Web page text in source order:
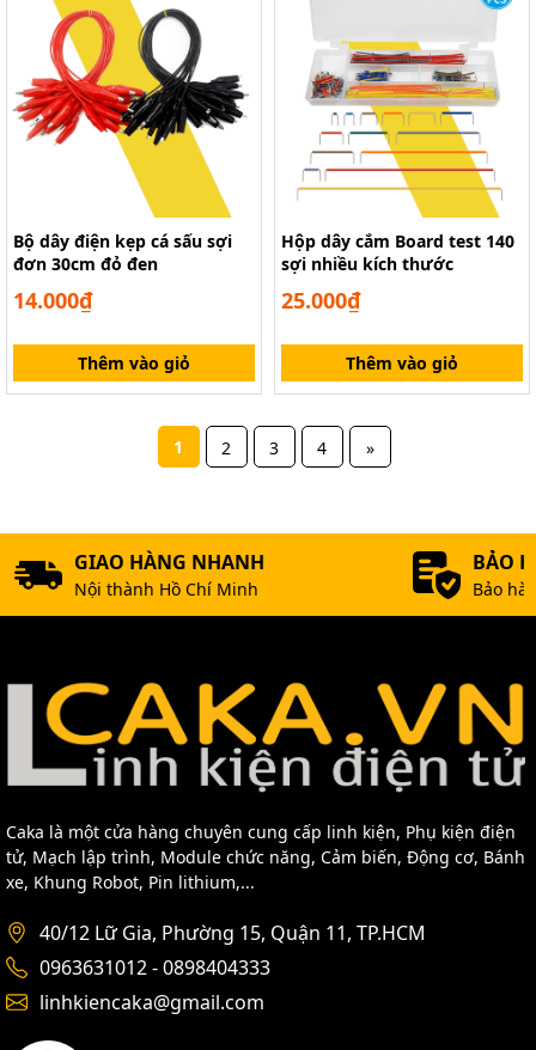
Bộ dây điện kẹp cá sấu sợi
đơn 30cm đỏ đen
14.000₫
Thêm vào giỏ
Hộp dây cắm Board test 140
sợi nhiều kích thước
25.000₫
Thêm vào giỏ
1 2 3 4 »
GIAO HÀNG NHANH
Nội thành Hồ Chí Minh
BẢO
Bảo
Caka là một cửa hàng chuyên cung cấp linh kiện, Phụ kiện điện
tử, Mạch lập trình, Module chức năng, Cảm biến, Động cơ, Bánh
xe, Khung Robot, Pin lithium,...
40/12 Lữ Gia, Phường 15, Quận 11, TP.HCM
0963631012 - 0898404333
linhkiencaka@gmail.com